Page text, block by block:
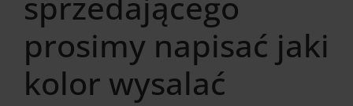
prosimy napisać jaki
kolor wysalać